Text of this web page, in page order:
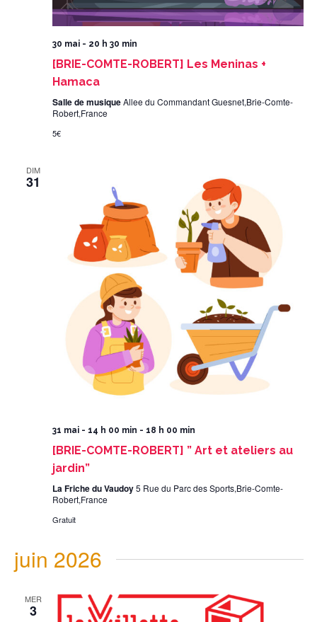
30 mai - 20 h 30 min
[BRIE-COMTE-ROBERT] Les Meninas +
Hamaca
Salle de musiqueAllee du Commandant Guesnet,Brie-Comte-
Robert,France
5€
DIM
31
31 mai - 14 h 00 min - 18 h 00 min
[BRIE-COMTE-ROBERT] ” Art et ateliers au
jardin”
La Friche du Vaudoy5 Rue du Parc des Sports,Brie-Comte-
Robert,France
Gratuit
juin 2026
MER
3